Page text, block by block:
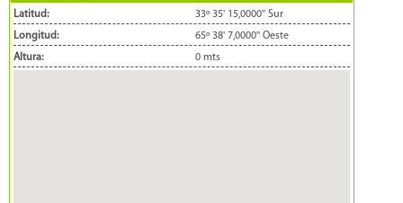
Latitud:
33º 35' 15,0000'' Sur
Longitud:
65º 38' 7,0000'' Oeste
Altura:
0 mts